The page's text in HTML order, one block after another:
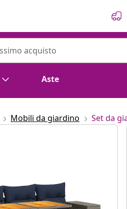
Aste
Mobili da giardino Set da